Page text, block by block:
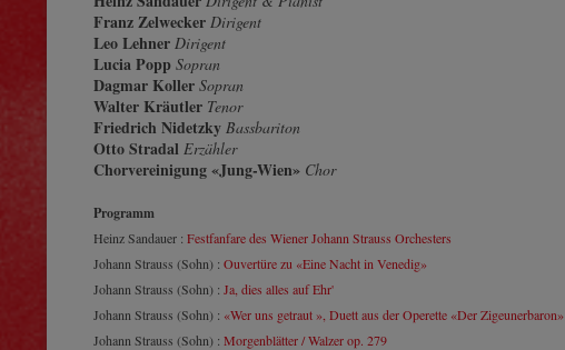
Franz Zelwecker Dirigent
Leo Lehner Dirigent
Lucia Popp Sopran
Dagmar Koller Sopran
Walter Kräutler Tenor
Friedrich Nidetzky Bassbariton
Otto Stradal Erzähler
Chorvereinigung «Jung-Wien» Chor
Programm
Heinz Sandauer : Festfanfare des Wiener Johann Strauss Orchesters
Johann Strauss (Sohn) : Ouvertüre zu «Eine Nacht in Venedig»
Johann Strauss (Sohn) : Ja, dies alles auf Ehr'
Johann Strauss (Sohn) : «Wer uns getraut », Duett aus der Operette «Der Zigeunerbaron»
Johann Strauss (Sohn) : Morgenblätter / Walzer op. 279